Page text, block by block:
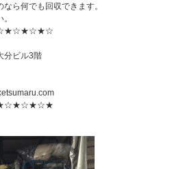
ら何でも回収できます。
分ビル3階